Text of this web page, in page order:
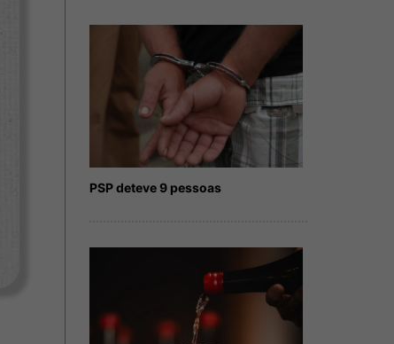
PSP deteve 9 pessoas